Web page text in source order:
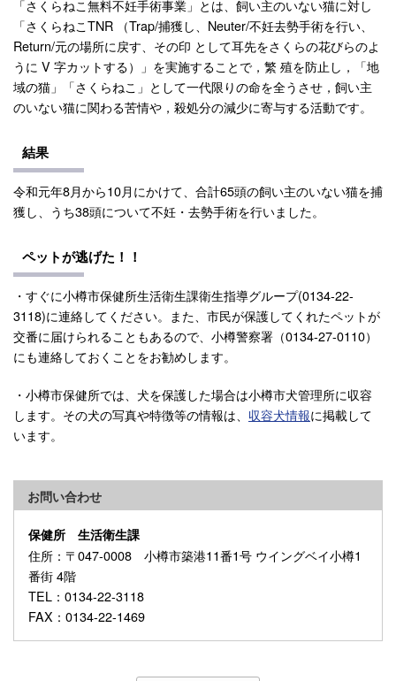
「さくらねこ無料不妊手術事業」とは、飼い主のいない猫に対し
「さくらねこTNR （Trap/捕獲し、Neuter/不妊去勢手術を行い、
Return/元の場所に戻す、その印 として耳先をさくらの花びらのよ
うに V 字カットする）」を実施することで，繁 殖を防止し，「地
域の猫」「さくらねこ」として一代限りの命を全うさせ，飼い主
のいない猫に関わる苦情や，殺処分の減少に寄与する活動です。
結果
令和元年8月から10月にかけて、合計65頭の飼い主のいない猫を捕
獲し、うち38頭について不妊・去勢手術を行いました。
ペットが逃げた！！
・すぐに小樽市保健所生活衛生課衛生指導グループ(0134-22-
3118)に連絡してください。また、市民が保護してくれたペットが
交番に届けられることもあるので、小樽警察署（0134-27-0110）
にも連絡しておくことをお勧めします。
・小樽市保健所では、犬を保護した場合は小樽市犬管理所に収容
します。その犬の写真や特徴等の情報は、 収容犬情報に掲載して
います。
お問い合わせ
保健所 生活衛生課
住所 ：〒047-0008 小樽市築港11番1号 ウイングベイ小樽1
番街 4階
TEL ：0134-22-3118
FAX ：0134-22-1469